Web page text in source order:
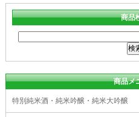
商品
商品メ
特別純米酒・純米吟醸・純米大吟醸